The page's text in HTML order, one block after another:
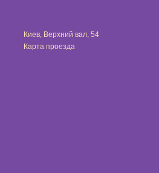
Киев, Верхний вал, 54
Карта проезда